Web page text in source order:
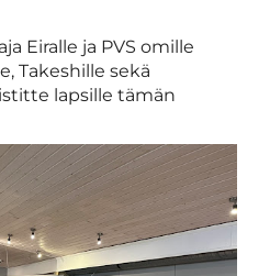
Eiralle ja PVS omille
Takeshille sekä
lapsille tämän